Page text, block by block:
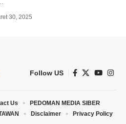
30, 2025
Follow US
Us
PEDOMAN MEDIA SIBER
Disclaimer Privacy Policy